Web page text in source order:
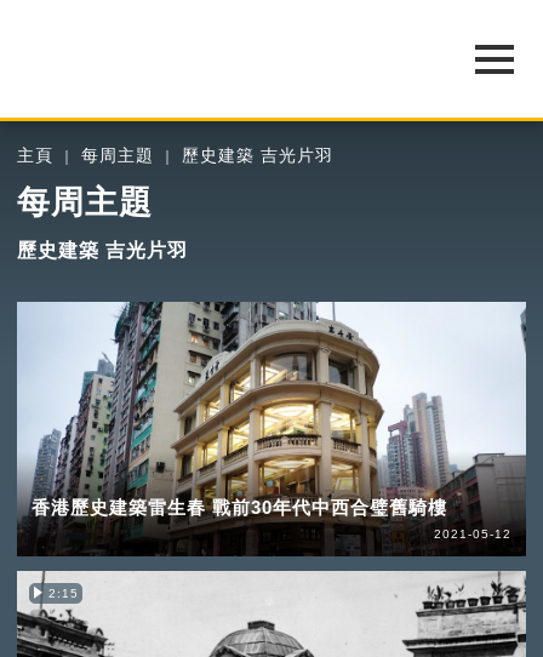
主頁 每周主題 歷史建築 吉光片羽
每周主題
歷史建築 吉光片羽
香港歷史建築雷生春 戰前30年代中西合璧舊騎樓
2021-05-12
2:15